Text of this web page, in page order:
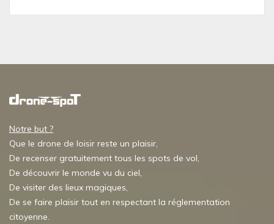
Notre but ?
Que le drone de loisir reste un plaisir,
De recenser gratuitement tous les spots de vol,
De découvrir le monde vu du ciel,
De visiter des lieux magiques,
De se faire plaisir tout en respectant la réglementation
citoyenne.